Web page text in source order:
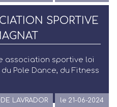
SPORTIVE
association sportive loi
Pole Dance, du Fitness
LAVRADOR le 21-06-2024